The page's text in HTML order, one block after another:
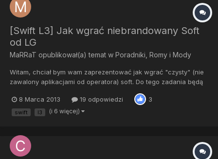
[Swift L3] Jak wgrać niebrandowany Soft
od LG
MaRRaT opublikował(a) temat w Poradniki, Romy i Mody
Witam, chciał bym wam zaprezentować jak wgrać "czysty" (nie
zawalony aplikacjami od operatora) soft. Do tego zadania będą
nam potrzebne 3 pliki: • KDZ (program do flashowania)
http://www.speedysha...Z_FW_UPD_EN.zip Lub
chomikuj.pl/M...N,397210154.rar • Sterowniki LG
8 Marca 2013 19 odpowiedzi 3
swift l3 (i 6 więcej)